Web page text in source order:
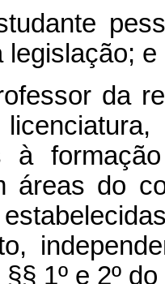
legislação; e
da
à
áreas do
1º e 2º